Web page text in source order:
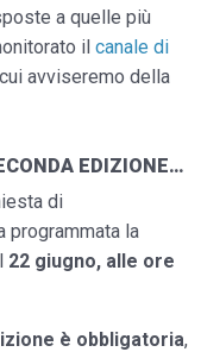
a quelle più
il canale di
avviseremo della
EDIZIONE…
di
programmata la
22 giugno, alle ore
è obbligatoria,